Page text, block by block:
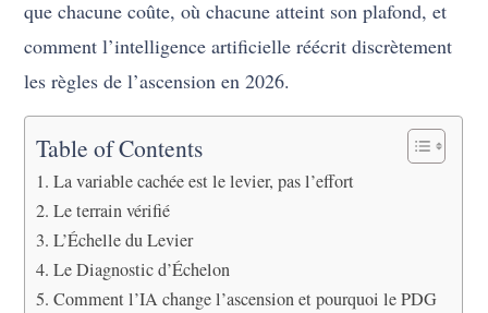
que chacune coûte, où chacune atteint son plafond, et
comment l’intelligence artificielle réécrit discrètement
les règles de l’ascension en 2026.
Table of Contents
La variable cachée est le levier, pas l’effort
Le terrain vérifié
L’Échelle du Levier
Le Diagnostic d’Échelon
Comment l’IA change l’ascension et pourquoi le PDG